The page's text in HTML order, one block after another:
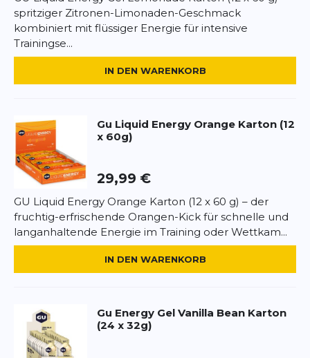
Nährwerte pro 60 g:Energie 100 kcal, Fett 0 g,
Kohlenhydrate 23 g, davon Zucker 7 g, Eiweiß 0 g,
Salz 0,13 g, Koffein 40 mg.
1 Gel ca. 5 Minuten vor und alle 30–45
Allergenhinweis:Kann Spuren von Soja enthalten.
*Pflichtfelder
Google.
spritziger Zitronen-Limonaden-Geschmack
kombiniert mit flüssiger Energie für intensive
Trainingse...
IN DEN WARENKORB
Gu Liquid Energy Orange Karton (12
x 60g)
29,99 €
GU Liquid Energy Orange Karton (12 x 60 g) – der
fruchtig-erfrischende Orangen-Kick für schnelle und
langanhaltende Energie im Training oder Wettkam...
IN DEN WARENKORB
Gu Energy Gel Vanilla Bean Karton
(24 x 32g)